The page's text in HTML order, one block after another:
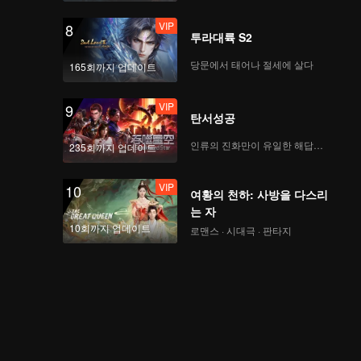
VIP
Still Monster(Moving
Ver.)
VIP
Under The Moon
Road(Moving Ver.)
VIP Super(Moving Ver.)
8
165회까지 업데이트
VIP
투라대륙 S2
당문에서 태어나 절세에 살다
9
235회까지 업데이트
VIP
탄서성공
인류의 진화만이 유일한 해답이다
10
10회까지 업데이트
VIP
여황의 천하: 사방을 다스리
는 자
로맨스 · 시대극 · 판타지